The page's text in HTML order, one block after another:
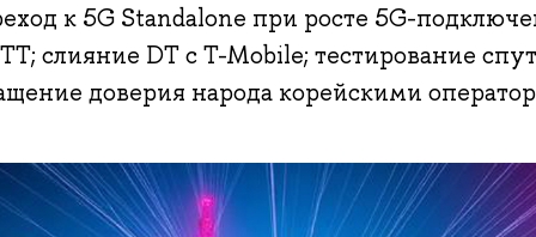
к 5G Standalone при росте 5G-
слияние DT с T-Mobile; тестирование
доверия народа корейскими